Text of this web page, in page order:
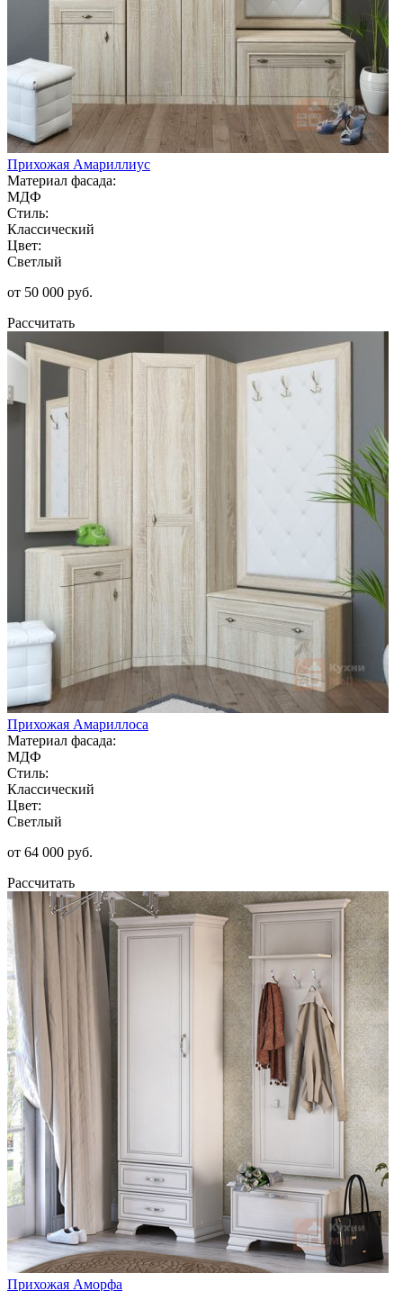
Прихожая Амариллиус
Материал фасада:
МДФ
Стиль:
Классический
Цвет:
Светлый
от 50 000 руб.
Рассчитать
Прихожая Амариллоса
Материал фасада:
МДФ
Стиль:
Классический
Цвет:
Светлый
от 64 000 руб.
Рассчитать
Прихожая Аморфа